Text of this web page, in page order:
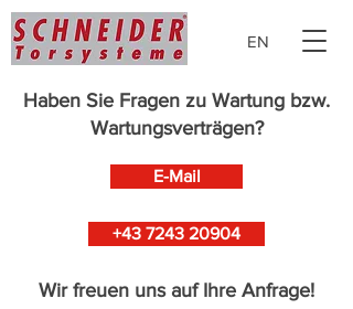
EN
Haben Sie Fragen zu Wartung bzw.
Wartungsverträgen?
E-Mail
+43 7243 20904
Wir freuen uns auf Ihre Anfrage!